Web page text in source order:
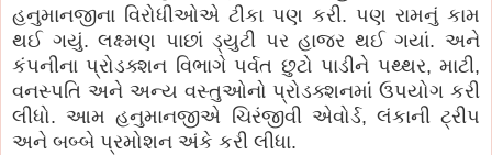
હનુમાનજીના વિરોધીઓએ ટીકા પણ કરી. પણ રામનું કામ
થઈ ગયું. લક્ષ્મણ પાછાં ડ્યુટી પર હાજર થઈ ગયાં. અને
કંપનીના પ્રોડક્શન વિભાગે પર્વત છુટો પાડીને પથ્થર, માટી,
વનસ્પતિ અને અન્ય વસ્તુઓનો પ્રોડક્શનમાં ઉપયોગ કરી
લીધો. આમ હનુમાનજીએ ચિરંજીવી એવોર્ડ, લંકાની ટ્રીપ
અને બબ્બે પ્રમોશન અંકે કરી લીધા.